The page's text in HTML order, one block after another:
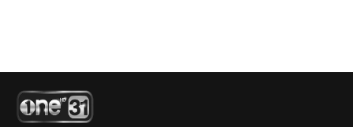
ยิงปืน ขณะที่ปมบุลลี